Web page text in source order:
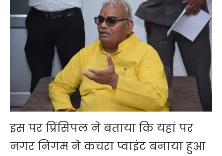
इस पर प्रिंसिपल ने बताया कि यहां पर
नगर निगम ने कचरा प्वाइंट बनाया हुआ